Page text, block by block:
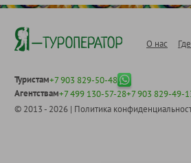
О нас
Туристам+7 903 829-50-48
Агентствам+7 499 130-57-28+7 903 829-49-
© 2013 - 2026 | Политика